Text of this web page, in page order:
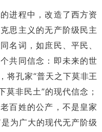
进程中，改造了西方资
思主义的无产阶级民主
名词，如庶民、平民、
共同信念：即未来的世
将孔家“普天之下莫非王
莫非民土”的现代信念；
百姓的公产，不是皇家
为广大的现代无产阶级